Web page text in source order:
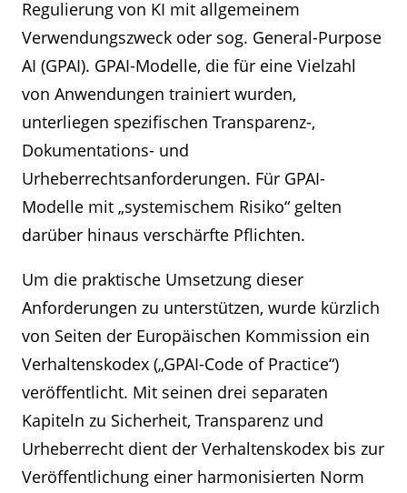
Regulierung von KI mit allgemeinem
Verwendungszweck oder sog. General-Purpose
AI (GPAI). GPAI-Modelle, die für eine Vielzahl
von Anwendungen trainiert wurden,
unterliegen spezifischen Transparenz-,
Dokumentations- und
Urheberrechtsanforderungen. Für GPAI-
Modelle mit „systemischem Risiko“ gelten
darüber hinaus verschärfte Pflichten.
Um die praktische Umsetzung dieser
Anforderungen zu unterstützen, wurde kürzlich
von Seiten der Europäischen Kommission ein
Verhaltenskodex („GPAI-Code of Practice“)
veröffentlicht. Mit seinen drei separaten
Kapiteln zu Sicherheit, Transparenz und
Urheberrecht dient der Verhaltenskodex bis zur
Veröffentlichung einer harmonisierten Norm